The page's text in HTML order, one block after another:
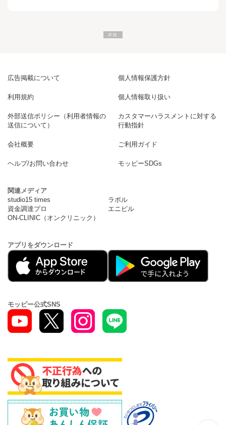
広告掲載について 個人情報保護方針
利用規約 個人情報取り扱い
外部送信ポリシー（利用者情報の
送信について）
カスタマーハラスメントに対する
行動指針
会社概要 ご利用ガイド
ヘルプ/お問い合わせ モッピーSDGs
関連メディア
studio15 times
ラボル
資金調達プロ
エニピル
ON-CLINIC（オンクリニック）
アプリをダウンロード
モッピー公式SNS